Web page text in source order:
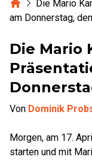
HomeDie Mario
am Donnerstag,
Die Mario
Von Dominik
Morgen, am 17.
starten und mit